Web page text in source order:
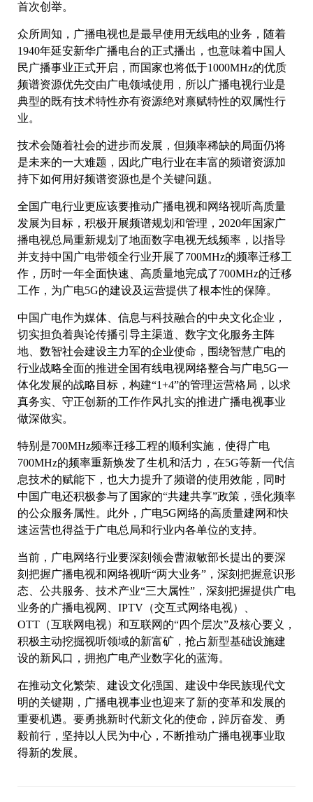
首次创举。
众所周知，广播电视也是最早使用无线电的业务，随着
1940年延安新华广播电台的正式播出，也意味着中国人
民广播事业正式开启，而国家也将低于1000MHz的优质
频谱资源优先交由广电领域使用，所以广播电视行业是
典型的既有技术特性亦有资源绝对禀赋特性的双属性行
业。
技术会随着社会的进步而发展，但频率稀缺的局面仍将
是未来的一大难题，因此广电行业在丰富的频谱资源加
持下如何用好频谱资源也是个关键问题。
全国广电行业更应该要推动广播电视和网络视听高质量
发展为目标，积极开展频谱规划和管理，2020年国家广
播电视总局重新规划了地面数字电视无线频率，以指导
并支持中国广电带领全行业开展了700MHz的频率迁移工
作，历时一年全面快速、高质量地完成了700MHz的迁移
工作，为广电5G的建设及运营提供了根本性的保障。
中国广电作为媒体、信息与科技融合的中央文化企业，
切实担负着舆论传播引导主渠道、数字文化服务主阵
地、数智社会建设主力军的企业使命，围绕智慧广电的
行业战略全面的推进全国有线电视网络整合与广电5G一
体化发展的战略目标，构建“1+4”的管理运营格局，以求
真务实、守正创新的工作作风扎实的推进广播电视事业
做深做实。
特别是700MHz频率迁移工程的顺利实施，使得广电
700MHz的频率重新焕发了生机和活力，在5G等新一代信
息技术的赋能下，也大力提升了频谱的使用效能，同时
中国广电还积极参与了国家的“共建共享”政策，强化频率
的公众服务属性。此外，广电5G网络的高质量建网和快
速运营也得益于广电总局和行业内各单位的支持。
当前，广电网络行业要深刻领会曹淑敏部长提出的要深
刻把握广播电视和网络视听“两大业务”，深刻把握意识形
态、公共服务、技术产业“三大属性”，深刻把握提供广电
业务的广播电视网、IPTV（交互式网络电视）、
OTT（互联网电视）和互联网的“四个层次”及核心要义，
积极主动挖掘视听领域的新富矿，抢占新型基础设施建
设的新风口，拥抱广电产业数字化的蓝海。
在推动文化繁荣、建设文化强国、建设中华民族现代文
明的关键期，广播电视事业也迎来了新的变革和发展的
重要机遇。要勇挑新时代新文化的使命，踔厉奋发、勇
毅前行，坚持以人民为中心，不断推动广播电视事业取
得新的发展。